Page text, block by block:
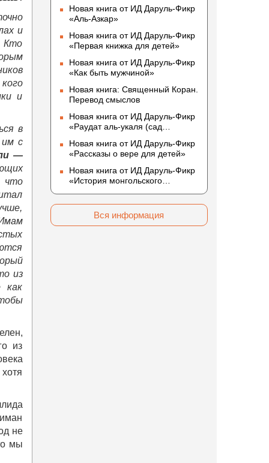
и
Кто
и
в
им с
—
что
из
как
из
не
мы
Новая книга от ИД Даруль-Фикр
«Аль-Азкар»
Новая книга от ИД Даруль-Фикр
«Первая книжка для детей»
Новая книга от ИД Даруль-Фикр
«Как быть мужчиной»
Новая книга: Священный Коран.
Перевод смыслов
Новая книга от ИД Даруль-Фикр
«Раудат аль-укаля (cад
благородных)»
Новая книга от ИД Даруль-Фикр
«Рассказы о вере для детей»
Новая книга от ИД Даруль-Фикр
«История монгольского
Вся информация